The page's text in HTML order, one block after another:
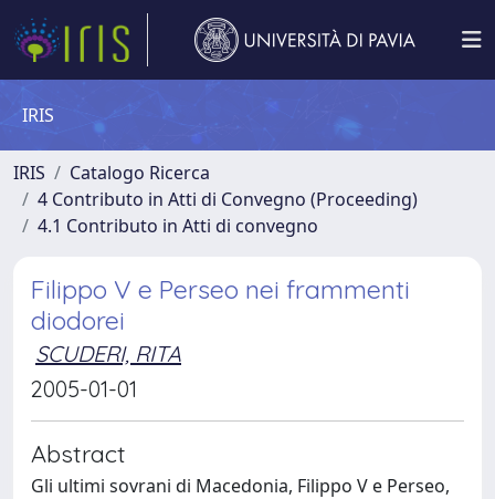
IRIS
IRIS
Catalogo Ricerca
4 Contributo in Atti di Convegno (Proceeding)
4.1 Contributo in Atti di convegno
Filippo V e Perseo nei frammenti
diodorei
SCUDERI, RITA
2005-01-01
Abstract
Gli ultimi sovrani di Macedonia, Filippo V e Perseo,